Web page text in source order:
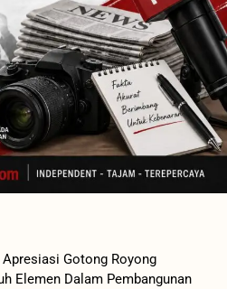
Gotong Royong
Elemen Dalam Pembangunan